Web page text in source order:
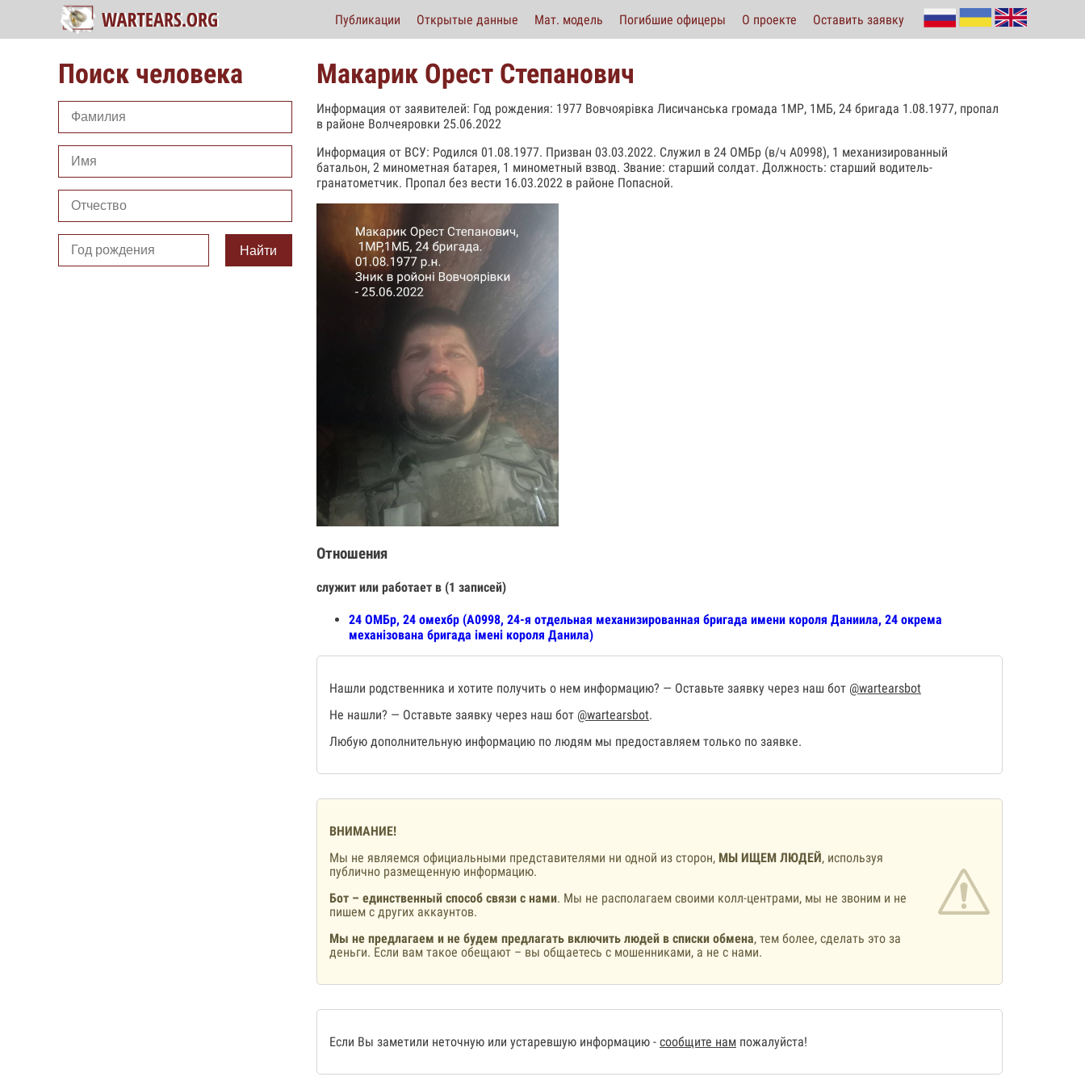
Публикации Открытые данные Мат. модель Погибшие офицеры О проекте Оставить заявку
Поиск человека
Найти
Макарик Орест Степанович
Информация от заявителей: Год рождения: 1977 Вовчоярівка Лисичанська громада 1МР, 1МБ, 24 бригада 1.08.1977, пропал
в районе Волчеяровки 25.06.2022
Информация от ВСУ: Родился 01.08.1977. Призван 03.03.2022. Служил в 24 ОМБр (в/ч А0998), 1 механизированный
батальон, 2 минометная батарея, 1 минометный взвод. Звание: старший солдат. Должность: старший водитель-
гранатометчик. Пропал без вести 16.03.2022 в районе Попасной.
Отношения
служит или работает в (1 записей)
24 ОМБр, 24 омехбр (А0998, 24-я отдельная механизированная бригада имени короля Даниила, 24 окрема
механізована бригада імені короля Данила)
Нашли родственника и хотите получить о нем информацию? — Оставьте заявку через наш бот @wartearsbot
Не нашли? — Оставьте заявку через наш бот @wartearsbot.
Любую дополнительную информацию по людям мы предоставляем только по заявке.
ВНИМАНИЕ!
Мы не являемся официальными представителями ни одной из сторон, МЫ ИЩЕМ ЛЮДЕЙ, используя
публично размещенную информацию.
Бот – единственный способ связи с нами. Мы не располагаем своими колл-центрами, мы не звоним и не
пишем с других аккаунтов.
Мы не предлагаем и не будем предлагать включить людей в списки обмена, тем более, сделать это за
деньги. Если вам такое обещают – вы общаетесь с мошенниками, а не с нами.
Если Вы заметили неточную или устаревшую информацию - сообщите нам пожалуйста!